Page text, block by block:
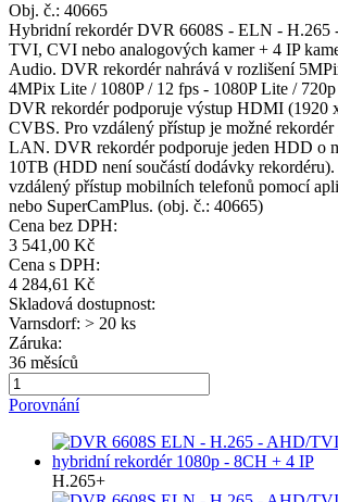
Obj. č.: 40665
Hybridní rekordér DVR 6608S - ELN - H.265
TVI, CVI nebo analogových kamer + 4 IP
Audio. DVR rekordér nahrává v rozlišení
4MPix Lite / 1080P / 12 fps - 1080P Lite /
DVR rekordér podporuje výstup HDMI (1920
CVBS. Pro vzdálený přístup je možné
LAN. DVR rekordér podporuje jeden HDD o
10TB (HDD není součástí dodávky
vzdálený přístup mobilních telefonů pomocí
nebo SuperCamPlus. (obj. č.: 40665)
Cena bez DPH:
3 541,00 Kč
Cena s DPH:
4 284,61 Kč
Skladová dostupnost:
Varnsdorf: > 20 ks
Záruka:
36 měsíců
Porovnání
H.265+